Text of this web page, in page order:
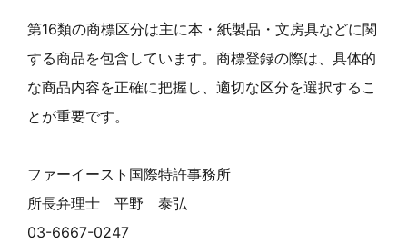
第16類の商標区分は主に本・紙製品・文房具などに関
する商品を包含しています。商標登録の際は、具体的
な商品内容を正確に把握し、適切な区分を選択するこ
とが重要です。
ファーイースト国際特許事務所
所長弁理士 平野 泰弘
03-6667-0247